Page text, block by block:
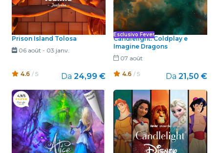
Prison Island Tolosa
06 août - 03 janv.
4.6 / 5 Da 24,99 €
Esclusivo Fever
Candlelight: Coldplay e
Imagine Dragons
07 août
4.6 / 5 Da 21,50 €